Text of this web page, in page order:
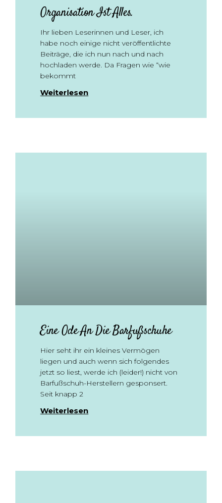
Organisation Ist Alles.
Ihr lieben Leserinnen und Leser, ich
habe noch einige nicht veröffentlichte
Beiträge, die ich nun nach und nach
hochladen werde. Da Fragen wie “wie
bekommt
Weiterlesen
Eine Ode An Die Barfußschuhe
Hier seht ihr ein kleines Vermögen
liegen und auch wenn sich folgendes
jetzt so liest, werde ich (leider!) nicht von
Barfußschuh-Herstellern gesponsert.
Seit knapp 2
Weiterlesen